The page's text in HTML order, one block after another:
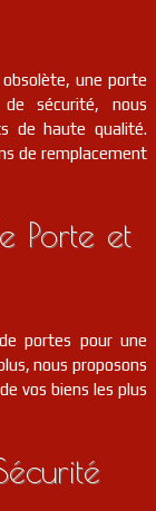
une porte
sécurité, nous
de haute qualité.
de remplacement
Porte et
portes pour une
nous proposons
vos biens les plus